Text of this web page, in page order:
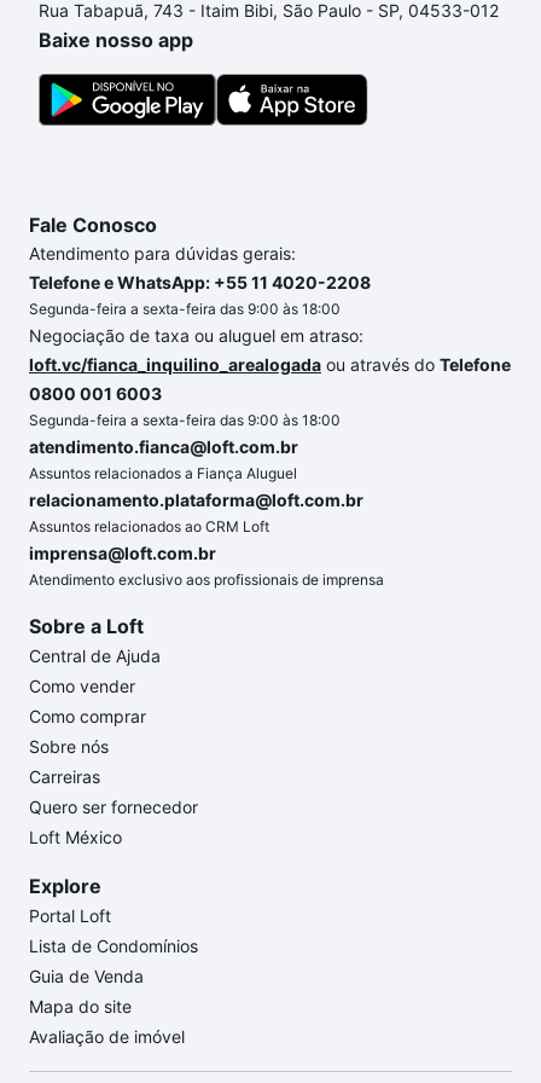
processo de compra, veja em nosso portal quanto
custa comprar um apartamento
gente para comprar o imóvel dos seus sonhos com
segurança e conforto. Loft, com você até as
Rua Tabapuã, 743 - Itaim Bibi, São Paulo - SP, 04533-012
Baixe nosso app
Fale Conosco
Atendimento para dúvidas gerais:
Telefone e WhatsApp: +55 11 4020-2208
Segunda-feira a sexta-feira das 9:00 às 18:00
Negociação de taxa ou aluguel em atraso:
loft.vc/fianca_inquilino_arealogada ou através do Telefone
0800 001 6003
Segunda-feira a sexta-feira das 9:00 às 18:00
atendimento.fianca@loft.com.br
Assuntos relacionados a Fiança Aluguel
relacionamento.plataforma@loft.com.br
Assuntos relacionados ao CRM Loft
imprensa@loft.com.br
Atendimento exclusivo aos profissionais de imprensa
Sobre a Loft
Central de Ajuda
Como vender
Como comprar
Sobre nós
Carreiras
Quero ser fornecedor
Loft México
Explore
Portal Loft
Lista de Condomínios
Guia de Venda
Mapa do site
Avaliação de imóvel